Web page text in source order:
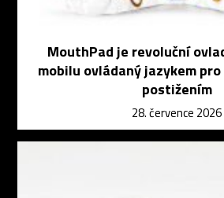
MouthPad je revoluční
mobilu ovládaný jazykem
postižením
28. července 2026